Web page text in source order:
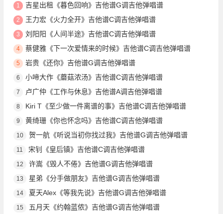
1 吉星出租《暮色回响》吉他谱G调吉他弹唱谱
2 王力宏《火力全开》吉他谱C调吉他弹唱谱
3 刘阳阳《人间半途》吉他谱C调吉他弹唱谱
4 蔡健雅《下一次爱情来的时候》吉他谱C调吉他弹唱谱
5 岩贵《还你》吉他谱G调吉他弹唱谱
6 小啼大作《蘑菇浓汤》吉他谱C调吉他弹唱谱
7 卢广仲《工作与休息》吉他谱A调吉他弹唱谱
8 Kiri T《至少做一件离谱的事》吉他谱C调吉他弹唱谱
9 黄绮珊《你也怀念吗》吉他谱C调吉他弹唱谱
10 贺一航《听说当初你找过我》吉他谱G调吉他弹唱谱
11 宋钊《皇后镇》吉他谱C调吉他弹唱谱
12 许嵩《毁人不倦》吉他谱G调吉他弹唱谱
13 星弟《分手做朋友》吉他谱G调吉他弹唱谱
14 夏天Alex《等我先说》吉他谱G调吉他弹唱谱
15 五月天《约翰蓝侬》吉他谱G调吉他弹唱谱